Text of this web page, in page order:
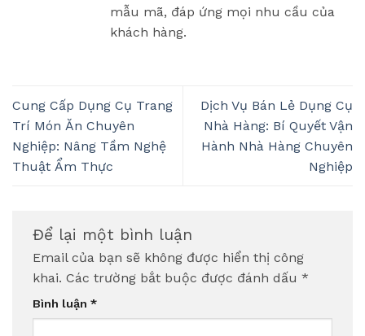
mẫu mã, đáp ứng mọi nhu cầu của
khách hàng.
Cung Cấp Dụng Cụ Trang
Trí Món Ăn Chuyên
Nghiệp: Nâng Tầm Nghệ
Thuật Ẩm Thực
Dịch Vụ Bán Lẻ Dụng Cụ
Nhà Hàng: Bí Quyết Vận
Hành Nhà Hàng Chuyên
Nghiệp
Để lại một bình luận
Email của bạn sẽ không được hiển thị công
khai. Các trường bắt buộc được đánh dấu *
Bình luận *